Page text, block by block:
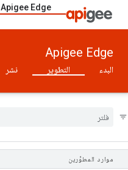
Apigee Edge
Apigee Edge
البدء التطوير نشر
موارد المطوِّرين